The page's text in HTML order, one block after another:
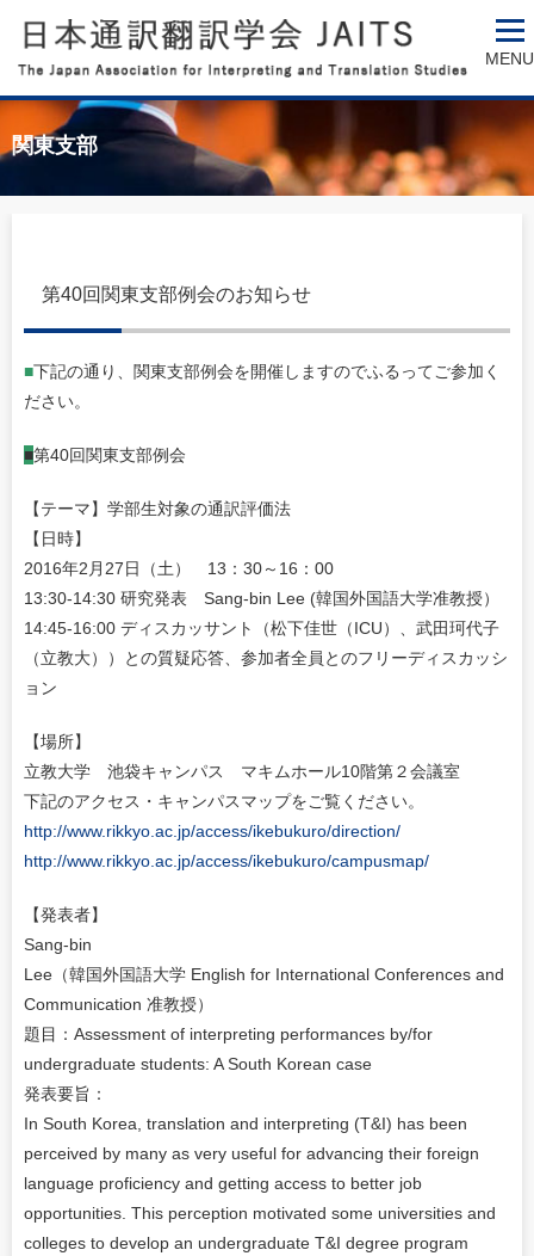
MENU
関東支部
第40回関東支部例会のお知らせ
■下記の通り、関東支部例会を開催しますのでふるってご参加く
ださい。
■第40回関東支部例会
【テーマ】学部生対象の通訳評価法
【日時】
2016年2月27日（土） 13：30～16：00
13:30-14:30 研究発表 Sang-bin Lee (韓国外国語大学准教授）
14:45-16:00 ディスカッサント（松下佳世（ICU）、武田珂代子
（立教大））との質疑応答、参加者全員とのフリーディスカッシ
ョン
【場所】
立教大学 池袋キャンパス マキムホール10階第２会議室
下記のアクセス・キャンパスマップをご覧ください。
http://www.rikkyo.ac.jp/access/ikebukuro/direction/
http://www.rikkyo.ac.jp/access/ikebukuro/campusmap/
【発表者】
Sang-bin
Lee（韓国外国語大学 English for International Conferences and
Communication 准教授）
題目：Assessment of interpreting performances by/for
undergraduate students: A South Korean case
発表要旨：
In South Korea, translation and interpreting (T&I) has been
perceived by many as very useful for advancing their foreign
language proficiency and getting access to better job
opportunities. This perception motivated some universities and
colleges to develop an undergraduate T&I degree program